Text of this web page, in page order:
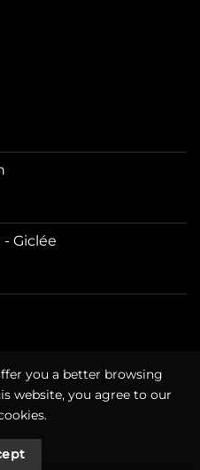
Giclée
you a better browsing
website, you agree to our